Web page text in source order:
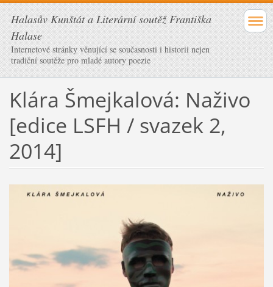
Halasův Kunštát a Literární soutěž Františka
Halase
Internetové stránky věnující se současnosti i historii nejen
tradiční soutěže pro mladé autory poezie
Klára Šmejkalová: Naživo
[edice LSFH / svazek 2,
2014]